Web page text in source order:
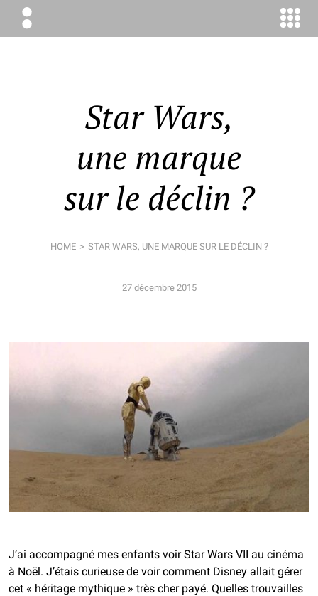
ÉLODIE
BOYER
Star Wars,
une marque
sur le déclin ?
HOME STAR WARS, UNE MARQUE SUR LE DÉCLIN ?
27 décembre 2015
J’ai accompagné mes enfants voir Star Wars VII au cinéma
à Noël. J’étais curieuse de voir comment Disney allait gérer
cet « héritage mythique » très cher payé. Quelles trouvailles